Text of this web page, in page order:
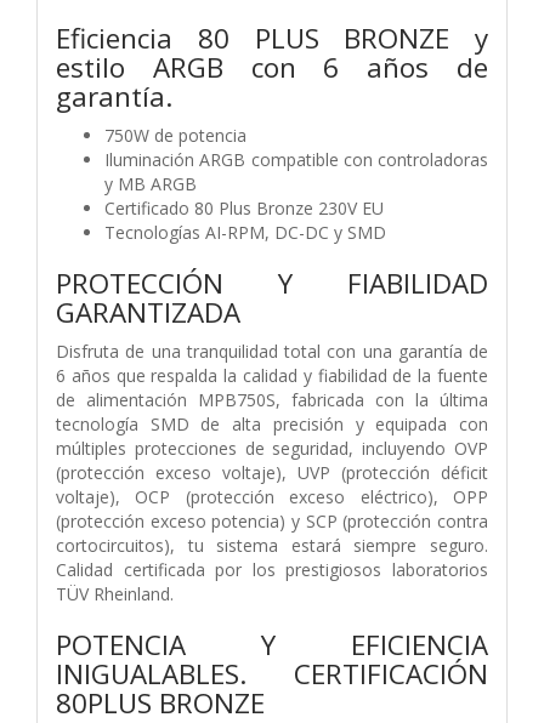
Eficiencia 80 PLUS BRONZE y
estilo ARGB con 6 años de
garantía.
750W de potencia
Iluminación ARGB compatible con controladoras
y MB ARGB
Certificado 80 Plus Bronze 230V EU
Tecnologías AI-RPM, DC-DC y SMD
PROTECCIÓN Y FIABILIDAD
GARANTIZADA
Disfruta de una tranquilidad total con una garantía de
6 años que respalda la calidad y fiabilidad de la fuente
de alimentación MPB750S, fabricada con la última
tecnología SMD de alta precisión y equipada con
múltiples protecciones de seguridad, incluyendo OVP
(protección exceso voltaje), UVP (protección déficit
voltaje), OCP (protección exceso eléctrico), OPP
(protección exceso potencia) y SCP (protección contra
cortocircuitos), tu sistema estará siempre seguro.
Calidad certificada por los prestigiosos laboratorios
TÜV Rheinland.
POTENCIA Y EFICIENCIA
INIGUALABLES. CERTIFICACIÓN
80PLUS BRONZE